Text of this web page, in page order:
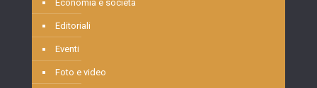
Economia e società
Editoriali
Eventi
Foto e video